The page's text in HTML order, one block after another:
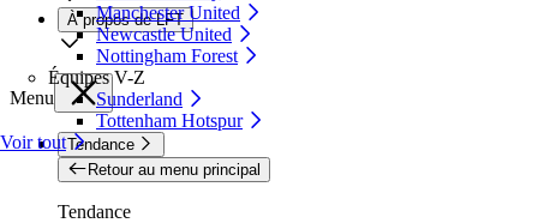
Manchester United
Newcastle United
Nottingham Forest
Équipes V-Z
Sunderland
Tottenham Hotspur
Voir tout
À propos de LFT
Menu
Tendance
Retour au menu principal
Tendance